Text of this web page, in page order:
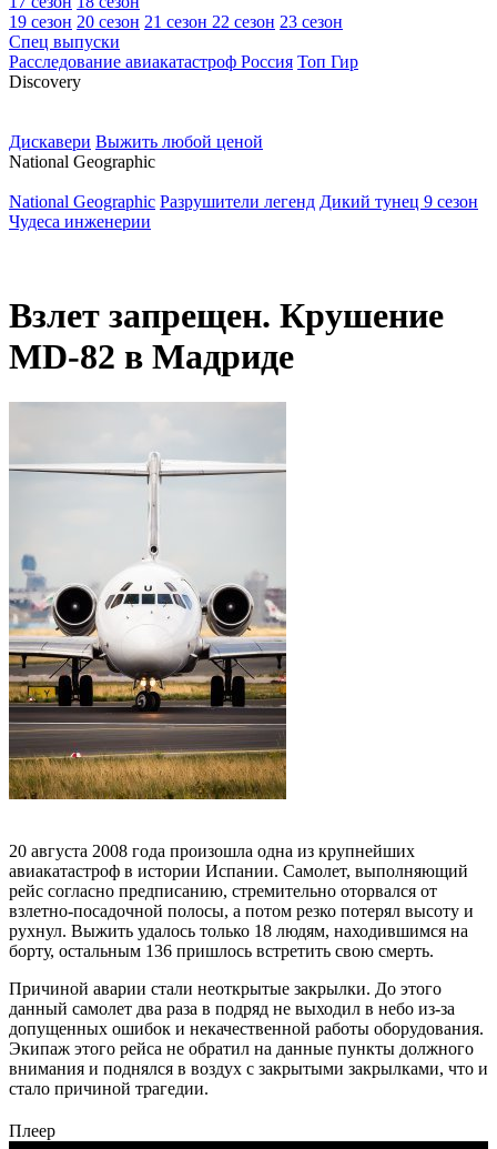
19 сезон 20 сезон 21 сезон 22 сезон 23 сезон
Спец выпуски
Расследование авиакатастроф Россия Топ Гир
Discovery
Дискавери Выжить любой ценой
National Geographic
National Geographic Разрушители легенд Дикий тунец 9 сезон
Чудеса инженерии
Взлет запрещен. Крушение
MD-82 в Мадриде
20 августа 2008 года произошла одна из крупнейших
авиакатастроф в истории Испании. Самолет, выполняющий
рейс согласно предписанию, стремительно оторвался от
взлетно-посадочной полосы, а потом резко потерял высоту и
рухнул. Выжить удалось только 18 людям, находившимся на
борту, остальным 136 пришлось встретить свою смерть.
Причиной аварии стали неоткрытые закрылки. До этого
данный самолет два раза в подряд не выходил в небо из-за
допущенных ошибок и некачественной работы оборудования.
Экипаж этого рейса не обратил на данные пункты должного
внимания и поднялся в воздух с закрытыми закрылками, что и
стало причиной трагедии.
Плеер